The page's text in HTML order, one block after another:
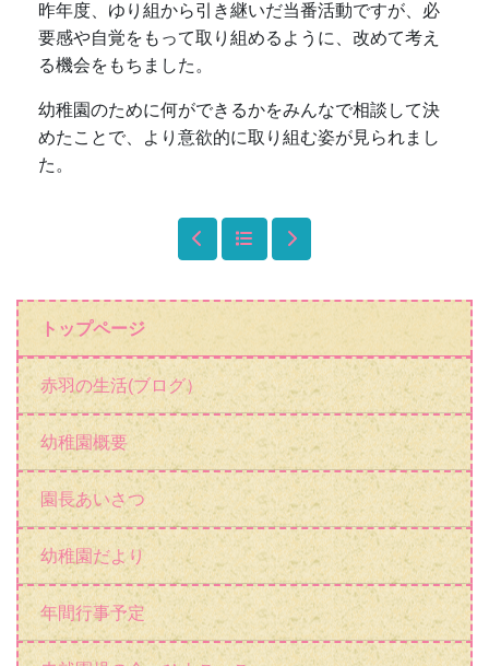
トップページ
赤羽の生活(ブログ）
幼稚園概要
園長あいさつ
幼稚園だより
年間行事予定
昨年度、ゆり組から引き継いだ当番活動ですが、必
要感や自覚をもって取り組めるように、改めて考え
る機会をもちました。
幼稚園のために何ができるかをみんなで相談して決
めたことで、より意欲的に取り組む姿が見られまし
た。